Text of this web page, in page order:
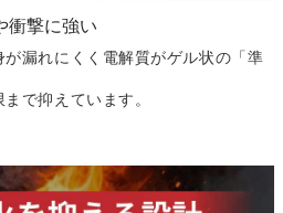
衝撃に強い
漏れにくく電解質がゲル状の 「準
で抑えています。